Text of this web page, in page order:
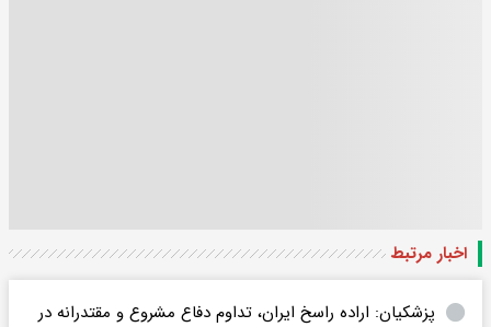
اخبار مرتبط
پزشکیان: اراده راسخ ایران، تداوم دفاع مشروع و مقتدرانه در